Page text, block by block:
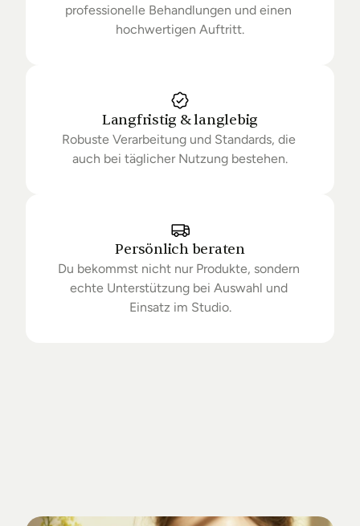
professionelle Behandlungen und einen
hochwertigen Auftritt.
Langfristig & langlebig
Robuste Verarbeitung und Standards, die
auch bei täglicher Nutzung bestehen.
Persönlich beraten
Du bekommst nicht nur Produkte, sondern
echte Unterstützung bei Auswahl und
Einsatz im Studio.
Studio-Alltag.